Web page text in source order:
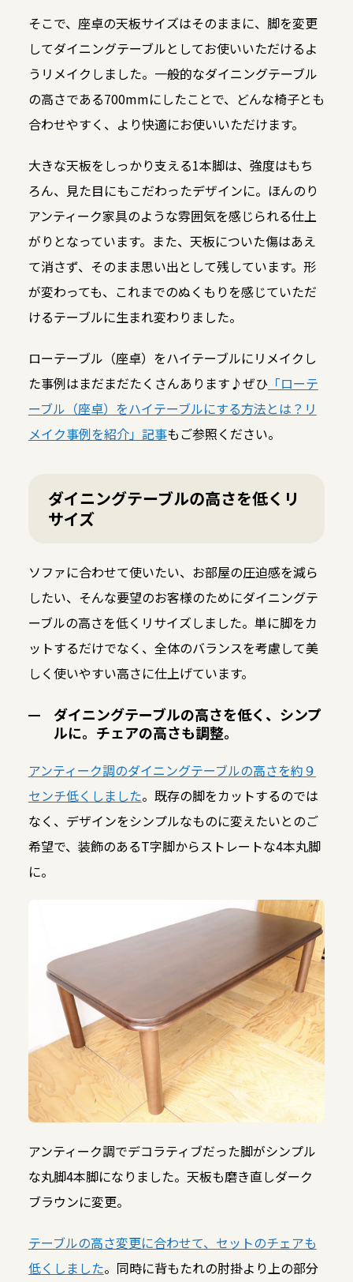
そこで、座卓の天板サイズはそのままに、脚を変更
してダイニングテーブルとしてお使いいただけるよ
うリメイクしました。一般的なダイニングテーブル
の高さである700mmにしたことで、どんな椅子とも
合わせやすく、より快適にお使いいただけます。
大きな天板をしっかり支える1本脚は、強度はもち
ろん、見た目にもこだわったデザインに。ほんのり
アンティーク家具のような雰囲気を感じられる仕上
がりとなっています。また、天板についた傷はあえ
て消さず、そのまま思い出として残しています。形
が変わっても、これまでのぬくもりを感じていただ
けるテーブルに生まれ変わりました。
ローテーブル（座卓）をハイテーブルにリメイクし
た事例はまだまだたくさんあります♪ぜひ「ローテ
ーブル（座卓）をハイテーブルにする方法とは？リ
メイク事例を紹介」記事もご参照ください。
ダイニングテーブルの高さを低くリ
サイズ
ソファに合わせて使いたい、お部屋の圧迫感を減ら
したい、そんな要望のお客様のためにダイニングテ
ーブルの高さを低くリサイズしました。単に脚をカ
ットするだけでなく、全体のバランスを考慮して美
しく使いやすい高さに仕上げています。
ダイニングテーブルの高さを低く、シンプ
ルに。チェアの高さも調整。
アンティーク調のダイニングテーブルの高さを約９
センチ低くしました。既存の脚をカットするのでは
なく、デザインをシンプルなものに変えたいとのご
希望で、装飾のあるT字脚からストレートな4本丸脚
に。
アンティーク調でデコラティブだった脚がシンプル
な丸脚4本脚になりました。天板も磨き直しダーク
ブラウンに変更。
テーブルの高さ変更に合わせて、セットのチェアも
低くしました。同時に背もたれの肘掛より上の部分